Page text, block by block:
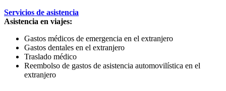
Servicios de asistencia
Asistencia en viajes:
Gastos médicos de emergencia en el extranjero
Gastos dentales en el extranjero
Traslado médico
Reembolso de gastos de asistencia automovilística en el
extranjero